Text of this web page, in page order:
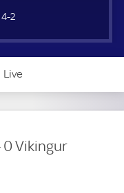
4-2
Live
0 Vikingur